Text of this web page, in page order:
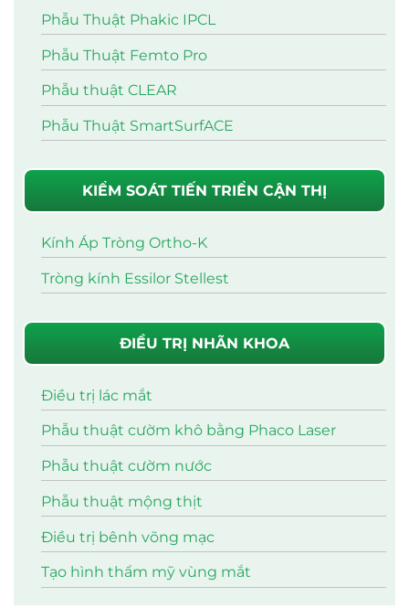
Phẫu Thuật Phakic IPCL
Phẫu Thuật Femto Pro
Phẫu thuật CLEAR
Phẫu Thuật SmartSurfACE
KIỂM SOÁT TIẾN TRIỂN CẬN THỊ
Kính Áp Tròng Ortho-K
Tròng kính Essilor Stellest
ĐIỀU TRỊ NHÃN KHOA
Điều trị lác mắt
Phẫu thuật cườm khô bằng Phaco Laser
Phẫu thuật cườm nước
Phẫu thuật mộng thịt
Điều trị bênh võng mạc
Tạo hình thẩm mỹ vùng mắt